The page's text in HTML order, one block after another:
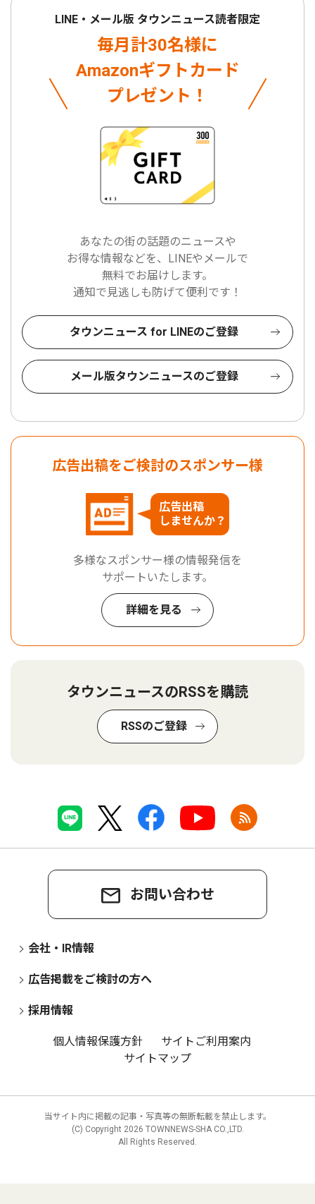
LINE・メール版 タウンニュース読者限定
毎月計30名様に
Amazonギフトカード
プレゼント！
あなたの街の話題のニュースや
お得な情報などを、LINEやメールで
無料でお届けします。
通知で見逃しも防げて便利です！
タウンニュース for LINEのご登録
メール版タウンニュースのご登録
広告出稿をご検討のスポンサー様
広告出稿
しませんか？
多様なスポンサー様の情報発信を
サポートいたします。
詳細を見る
タウンニュースのRSSを購読
RSSのご登録
お問い合わせ
会社・IR情報
広告掲載をご検討の方へ
採用情報
個人情報保護方針
サイトご利用案内
サイトマップ
当サイト内に掲載の記事・写真等の無断転載を禁止します。
(C) Copyright 2026 TOWNNEWS-SHA CO.,LTD.
All Rights Reserved.